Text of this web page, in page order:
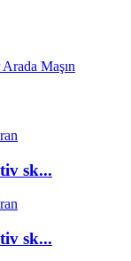
sk...
sk...